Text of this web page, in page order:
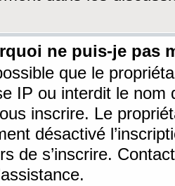
ne puis-je pas
que le
IP ou interdit le nom
inscrire. Le
désactivé
de s’inscrire.